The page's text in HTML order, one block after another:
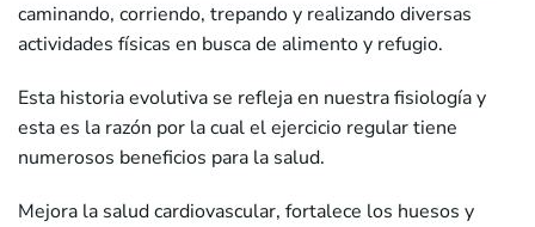
caminando, corriendo, trepando y realizando diversas
actividades físicas en busca de alimento y refugio.
Esta historia evolutiva se refleja en nuestra fisiología y
esta es la razón por la cual el ejercicio regular tiene
numerosos beneficios para la salud.
Mejora la salud cardiovascular, fortalece los huesos y